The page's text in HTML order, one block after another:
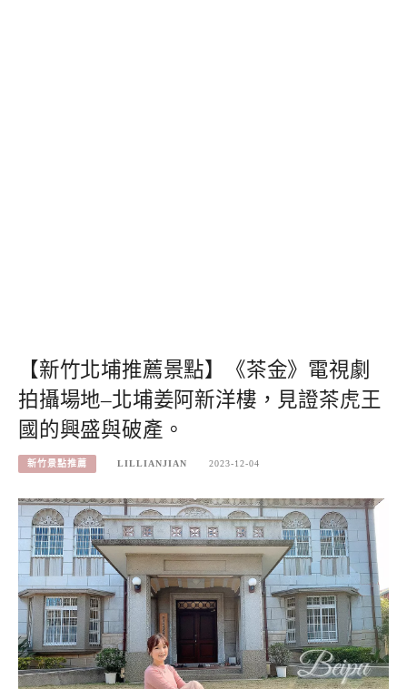
【新竹北埔推薦景點】《茶金》電視劇
拍攝場地–北埔姜阿新洋樓，見證茶虎王
國的興盛與破產。
新竹景點推薦 LILLIANJIAN 2023-12-04